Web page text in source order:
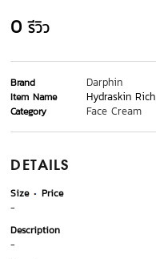
0 รีวิว
Brand Darphin
Item Name Hydraskin Rich
Category Face Cream
DETAILS
Size
Price
-
Description
-